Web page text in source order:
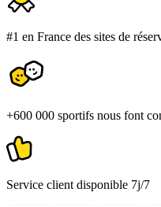
#1 en France des sites de
+600 000 sportifs nous font
Service client disponible 7j/7